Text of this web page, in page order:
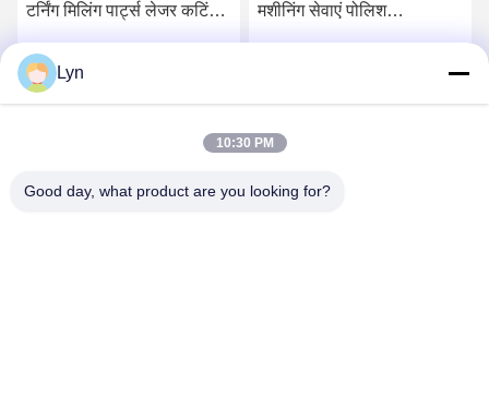
टर्निंग मिलिंग पार्ट्स लेजर कटिंग
मशीनिंग सेवाएं पोलिश
Lyn
10:30 PM
Good day, what product are you looking for?